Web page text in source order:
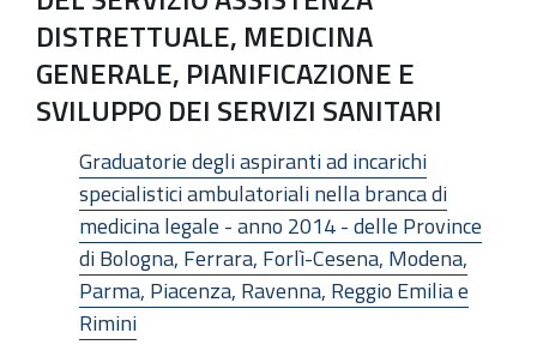
DISTRETTUALE, MEDICINA
GENERALE, PIANIFICAZIONE E
SVILUPPO DEI SERVIZI SANITARI
Graduatorie degli aspiranti ad incarichi
specialistici ambulatoriali nella branca di
medicina legale - anno 2014 - delle Province
di Bologna, Ferrara, Forlì-Cesena, Modena,
Parma, Piacenza, Ravenna, Reggio Emilia e
Rimini